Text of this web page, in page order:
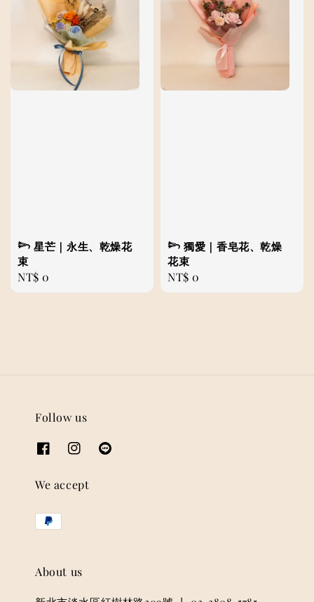
𓆸 星芒｜永生、乾燥花
束
Regular
price
NT$ 0
𓆸 獨愛｜香皂花、乾燥
花束
Regular
price
NT$ 0
Follow us
We accept
About us